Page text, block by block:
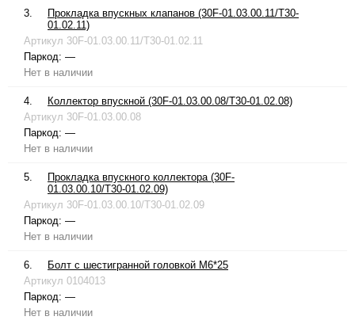
3.
Прокладка впускных клапанов (30F-01.03.00.11/T30-
01.02.11)
Артикул 30F-01.03.00.11/T30-01.02.11
Паркод: —
Нет в наличии
4.
Коллектор впускной (30F-01.03.00.08/T30-01.02.08)
Артикул 30F-01.03.00.08
Паркод: —
Нет в наличии
5.
Прокладка впускного коллектора (30F-
01.03.00.10/T30-01.02.09)
Артикул 30F-01.03.00.10/T30-01.02.09
Паркод: —
Нет в наличии
6.
Болт с шестигранной головкой М6*25
Артикул 0104013
Паркод: —
Нет в наличии